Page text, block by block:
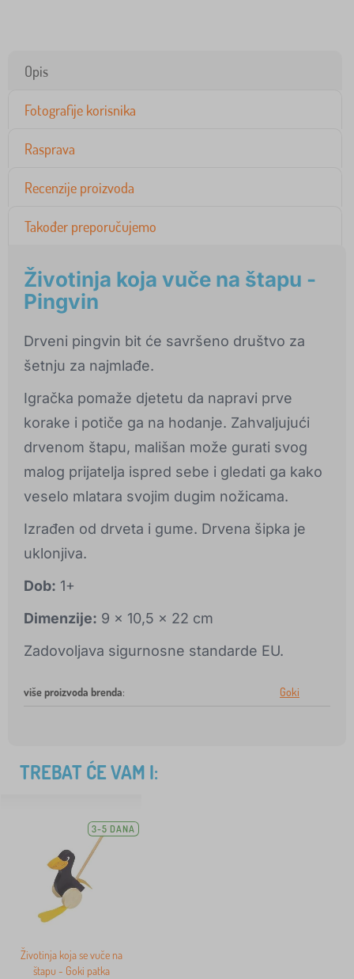
Opis
Fotografije korisnika
Rasprava
Recenzije proizvoda
Također preporučujemo
Životinja koja vuče na štapu -
Pingvin
Drveni pingvin bit će savršeno društvo za
šetnju za najmlađe.
Igračka pomaže djetetu da napravi prve
korake i potiče ga na hodanje. Zahvaljujući
drvenom štapu, mališan može gurati svog
malog prijatelja ispred sebe i gledati ga kako
veselo mlatara svojim dugim nožicama.
Izrađen od drveta i gume. Drvena šipka je
uklonjiva.
Dob: 1+
Dimenzije: 9 x 10,5 x 22 cm
Zadovoljava sigurnosne standarde EU.
više proizvoda brenda: Goki
TREBAT ĆE VAM I:
3-5 DANA
Životinja koja se vuče na
štapu - Goki patka